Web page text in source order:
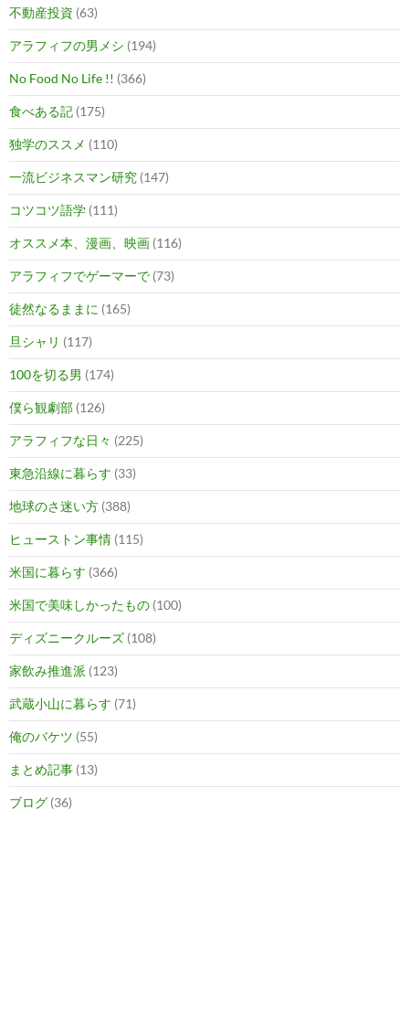
不動産投資 (63)
アラフィフの男メシ (194)
No Food No Life !! (366)
食べある記 (175)
独学のススメ (110)
一流ビジネスマン研究 (147)
コツコツ語学 (111)
オススメ本、漫画、映画 (116)
アラフィフでゲーマーで (73)
徒然なるままに (165)
旦シャリ (117)
100を切る男 (174)
僕ら観劇部 (126)
アラフィフな日々 (225)
東急沿線に暮らす (33)
地球のさ迷い方 (388)
ヒューストン事情 (115)
米国に暮らす (366)
米国で美味しかったもの (100)
ディズニークルーズ (108)
家飲み推進派 (123)
武蔵小山に暮らす (71)
俺のバケツ (55)
まとめ記事 (13)
ブログ (36)